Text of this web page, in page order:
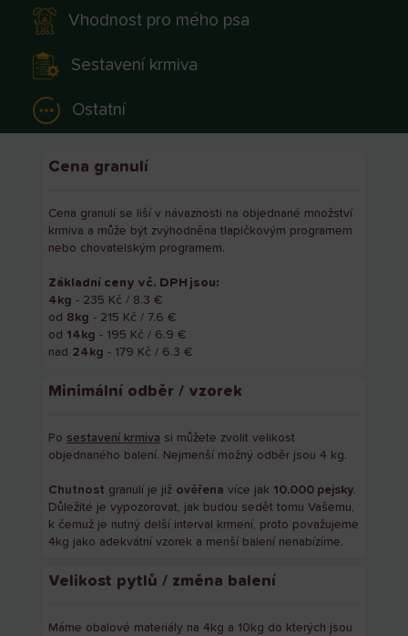
Vhodnost pro mého psa
Sestavení krmiva
Ostatní
Cena granulí
Cena granulí se liší v návaznosti na objednané množství
krmiva a může být zvýhodněna tlapičkovým programem
nebo chovatelským programem.
Základní ceny vč. DPH jsou:
4kg - 235 Kč / 8.3 €
od 8kg - 215 Kč / 7.6 €
od 14kg - 195 Kč / 6.9 €
nad 24kg - 179 Kč / 6.3 €
Minimální odběr / vzorek
Po sestavení krmiva si můžete zvolit velikost
objednaného balení. Nejmenší možný odběr jsou 4 kg.
Chutnost granulí je již ověřena více jak 10.000 pejsky.
Důležité je vypozorovat, jak budou sedět tomu Vašemu,
k čemuž je nutný delší interval krmení, proto považujeme
4kg jako adekvátní vzorek a menší balení nenabízíme.
Velikost pytlů / změna balení
Máme obalové materiály na 4kg a 10kg do kterých jsou